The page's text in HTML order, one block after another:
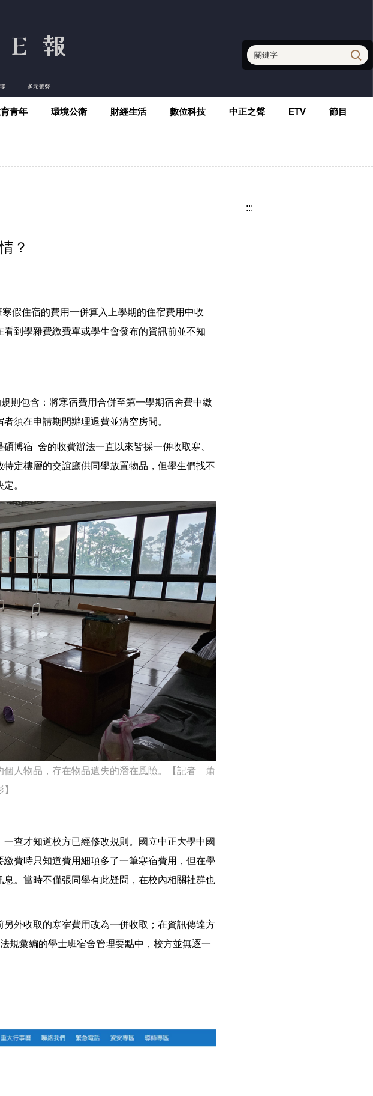
青年 環境公衛 財經生活 數位科技 中正之聲 ETV 節目
？
假住宿的費用一併算入上學期的住宿費用中收
到學雜費繳費單或學生會發布的資訊前並不知
則包含：將寒宿費用合併至第一學期宿舍費中繳
須在申請期間辦理退費並清空房間。
博宿 舍的收費辦法一直以來皆採一併收取寒、
定樓層的交誼廳供同學放置物品，但學生們找不
。
個人物品，存在物品遺失的潛在風險。【記者 蕭
查才知道校方已經修改規則。國立中正大學中國
費時只知道費用細項多了一筆寒宿費用，但在學
。當時不僅張同學有此疑問，在校內相關社群也
外收取的寒宿費用改為一併收取；在資訊傳達方
規彙編的學士班宿舍管理要點中，校方並無逐一
:::